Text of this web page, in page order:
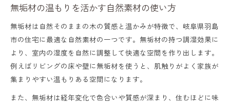
無垢材の温もりを活かす自然素材の使い方
無垢材は自然そのままの木の質感と温かみが特徴で、岐阜県羽島
市の住宅に最適な自然素材の一つです。無垢材の持つ調湿効果に
より、室内の湿度を自然に調整して快適な空間を作り出します。
例えばリビングの床や壁に無垢材を使うと、肌触りがよく家族が
集まりやすい温もりある空間になります。
また、無垢材は経年変化で色合いや質感が深まり、住むほどに味